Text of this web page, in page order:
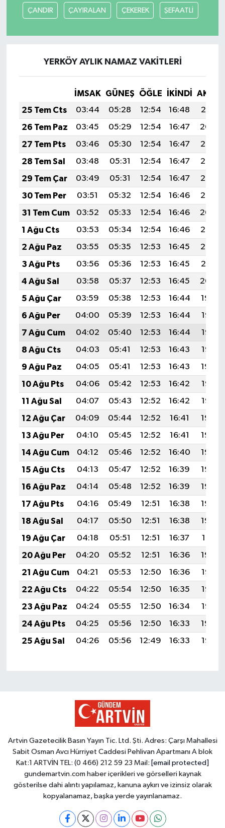
ÇANDIR ÇAYIRALAN ÇEKEREK ŞEFAATLİ
YERKÖY AYLIK NAMAZ VAKITLERI
İMSAK GÜNEŞ ÖĞLE İKINDI
25 Tem Cts
03:44 05:28 12:54 16:48
20:10
26 Tem Paz
03:45 05:29 12:54 16:47
20:09
27 Tem Pts
03:46 05:30 12:54 16:47
20:08
28 Tem Sal
03:48 05:31 12:54 16:47
20:07
29 Tem Çar
03:49 05:31 12:54 16:47
20:06
30 Tem Per
03:51 05:32 12:54 16:46
20:05
31 Tem Cum
03:52 05:33 12:54 16:46
20:04
1 Ağu Cts
03:53 05:34 12:54 16:46
20:03
2 Ağu Paz
03:55 05:35 12:53 16:45
20:02
3 Ağu Pts
03:56 05:36 12:53 16:45
20:01
4 Ağu Sal
03:58 05:37 12:53 16:45
20:00
5 Ağu Çar
03:59 05:38 12:53 16:44
19:59
6 Ağu Per
04:00 05:39 12:53 16:44
19:58
7 Ağu Cum
04:02 05:40 12:53 16:44
19:56
8 Ağu Cts
04:03 05:41 12:53 16:43
19:55
9 Ağu Paz
04:05 05:41 12:53 16:43
19:54
10 Ağu Pts
04:06 05:42 12:53 16:42
19:53
11 Ağu Sal
04:07 05:43 12:52 16:42
19:52
12 Ağu Çar
04:09 05:44 12:52 16:41
19:50
13 Ağu Per
04:10 05:45 12:52 16:41
19:49
14 Ağu Cum
04:12 05:46 12:52 16:40
19:48
15 Ağu Cts
04:13 05:47 12:52 16:39
19:46
16 Ağu Paz
04:14 05:48 12:52 16:39
19:45
17 Ağu Pts
04:16 05:49 12:51 16:38
19:44
18 Ağu Sal
04:17 05:50 12:51 16:38
19:42
19 Ağu Çar
04:18 05:51 12:51 16:37
19:41
20 Ağu Per
04:20 05:52 12:51 16:36
19:40
21 Ağu Cum
04:21 05:53 12:50 16:36
19:38
22 Ağu Cts
04:22 05:54 12:50 16:35
19:37
23 Ağu Paz
04:24 05:55 12:50 16:34
19:35
24 Ağu Pts
04:25 05:56 12:50 16:33
19:34
25 Ağu Sal
04:26 05:56 12:49 16:33 19:32
Artvin Gazetecilik Basın Yayın Tic. Ltd. Şti. Adres: Çarşı Mahallesi
Sabit Osman Avcı Hürriyet Caddesi Pehlivan Apartmanı A blok
Kat:1 ARTVİN TEL: (0 466) 212 59 23 Mail: [email protected]
gundemartvin.com haber içerikleri ve görselleri kaynak
gösterilse dahi alıntı yapılamaz, kanuna aykırı ve izinsiz olarak
kopyalanamaz, başka yerde yayınlanamaz.